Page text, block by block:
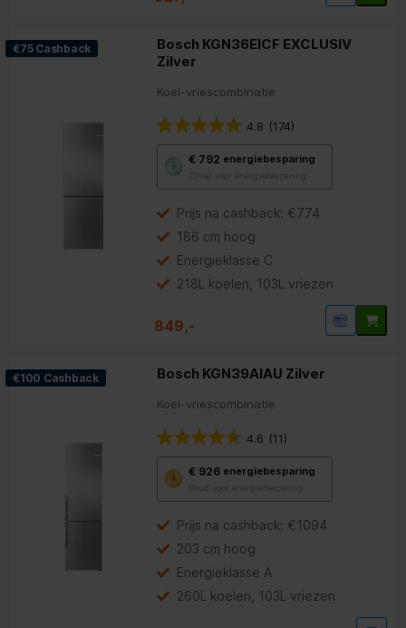
€75 Cashback
Bosch KGN36EICF EXCLUSIV
Zilver
Koel-vriescombinatie
4.8 (174)
€ 792 energiebesparing
Zilver voor energiebesparing
Youreko’s
voor
energiebesparing.
Prijs na cashback: €774
186 cm hoog
Energieklasse C
218L koelen, 103L vriezen
849,-
€100 Cashback Bosch KGN39AIAU Zilver
Koel-vriescombinatie
4.6 (11)
€ 926 energiebesparing
Goud voor energiebesparing
deze
Youreko’s
voor
energiebesparing.
Prijs na cashback: €1094
203 cm hoog
Energieklasse A
260L koelen, 103L vriezen